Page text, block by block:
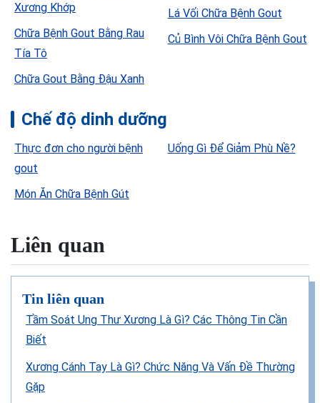
Xương Khớp
Chữa Bệnh Gout Bằng Rau
Tía Tô
Chữa Gout Bằng Đậu Xanh
Lá Vối Chữa Bệnh Gout
Củ Bình Vôi Chữa Bệnh Gout
Chế độ dinh dưỡng
Thực đơn cho người bệnh
gout
Món Ăn Chữa Bệnh Gút
Uống Gì Để Giảm Phù Nề?
Liên quan
Tin liên quan
Tầm Soát Ung Thư Xương Là Gì? Các Thông Tin Cần
Biết
Xương Cánh Tay Là Gì? Chức Năng Và Vấn Đề Thường
Gặp